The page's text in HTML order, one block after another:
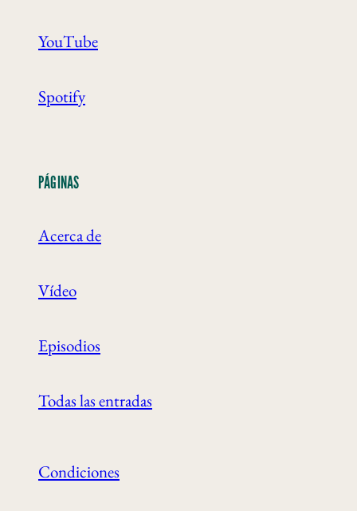
YouTube
Spotify
PÁGINAS
Acerca de
Vídeo
Episodios
Todas las entradas
Condiciones